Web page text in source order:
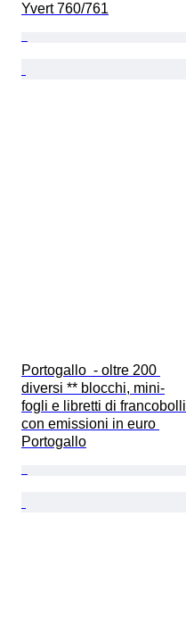
Yvert 760/761
Portogallo  - oltre 200
diversi ** blocchi, mini-
fogli e libretti di francobolli
con emissioni in euro
Portogallo